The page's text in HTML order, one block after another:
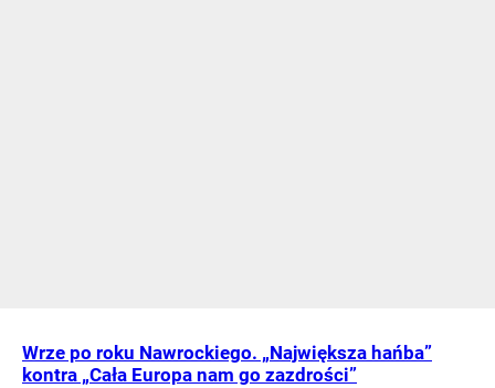
Wrze po roku Nawrockiego. „Największa hańba”
kontra „Cała Europa nam go zazdrości”